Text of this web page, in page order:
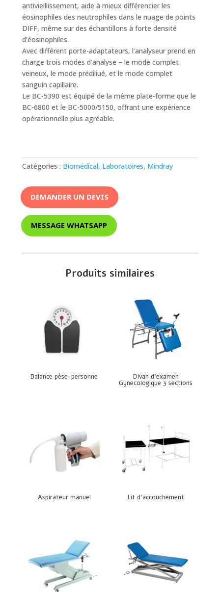
antivieillissement, aide à mieux différencier les
éosinophiles des neutrophiles dans le nuage de points
DIFF, même sur des échantillons à forte densité
d’éosinophiles.
Avec différent porte-adaptateurs, l’analyseur prend en
charge trois modes d’analyse – le mode complet
veineux, le mode prédiliué, et le mode complet
sanguin capillaire.
Le BC-5390 est équipé de la même plate-forme que le
BC-6800 et le BC-5000/5150, offrant une expérience
opérationnelle plus agréable.
Catégories : Biomédical, Laboratoires, Mindray
DEMANDER UN DEVIS
MESSAGE WHATSAPP
Produits similaires
Balance pèse-personne Divan d’examen
Gynecologique 3 sections
Aspirateur manuel Lit d’accouchement